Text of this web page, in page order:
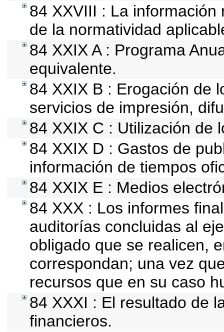
84 XXVIII : La
de la normatividad
84 XXIX A : Programa
equivalente.
84 XXIX B : Erogación de
servicios de impresión,
84 XXIX C : Utilización de
84 XXIX D : Gastos de
información de tiempos
84 XXIX E : Medios
84 XXX : Los informes
auditorías concluidas al
obligado que se realicen,
correspondan; una vez
recursos que en su caso
84 XXXI : El resultado de
financieros.